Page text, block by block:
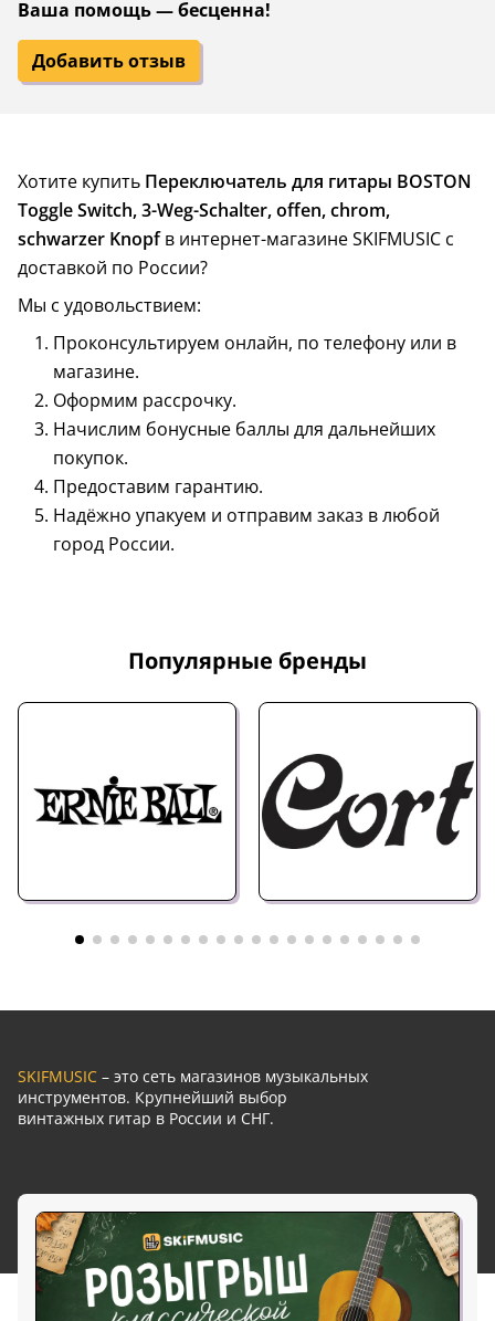
Ваша помощь — бесценна!
Добавить отзыв
Хотите купить Переключатель для гитары BOSTON
Toggle Switch, 3-Weg-Schalter, offen, chrom,
schwarzer Knopfв интернет-магазине SKIFMUSIC с
доставкой по России?
Мы с удовольствием:
Проконсультируем онлайн, по телефону или в
магазине.
Оформим рассрочку.
Начислим бонусные баллы для дальнейших
покупок.
Предоставим гарантию.
Надёжно упакуем и отправим заказ в любой
город России.
Популярные бренды
SKIFMUSIC – это сеть магазинов музыкальных
инструментов. Крупнейший выбор
винтажных гитар в России и СНГ.